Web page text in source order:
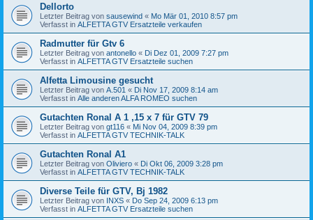
Dellorto
Letzter Beitrag von sausewind « Mo Mär 01, 2010 8:57 pm
Verfasst in ALFETTA GTV Ersatzteile verkaufen
Radmutter für Gtv 6
Letzter Beitrag von antonello « Di Dez 01, 2009 7:27 pm
Verfasst in ALFETTA GTV Ersatzteile suchen
Alfetta Limousine gesucht
Letzter Beitrag von A.501 « Di Nov 17, 2009 8:14 am
Verfasst in Alle anderen ALFA ROMEO suchen
Gutachten Ronal A 1 ,15 x 7 für GTV 79
Letzter Beitrag von gt116 « Mi Nov 04, 2009 8:39 pm
Verfasst in ALFETTA GTV TECHNIK-TALK
Gutachten Ronal A1
Letzter Beitrag von Oliviero « Di Okt 06, 2009 3:28 pm
Verfasst in ALFETTA GTV TECHNIK-TALK
Diverse Teile für GTV, Bj 1982
Letzter Beitrag von INXS « Do Sep 24, 2009 6:13 pm
Verfasst in ALFETTA GTV Ersatzteile suchen